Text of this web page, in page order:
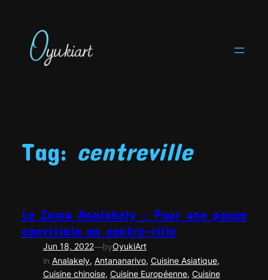
content
Tag: centreville
Le Zoma Analakely – Pour une pause
conviviale en centre-ville
Jun 18, 2022—byOyukiArt
in Analakely, Antananarivo, Cuisine Asiatique
Cuisine chinoise, Cuisine Européenne, Cuisine